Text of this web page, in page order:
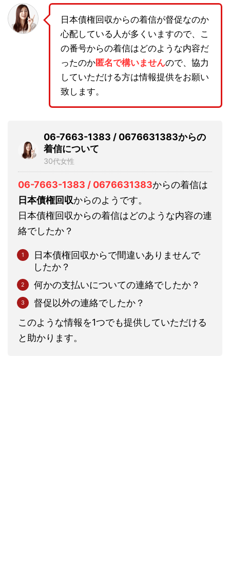
日本債権回収からの着信が督促なのか
心配している人が多くいますので、こ
の番号からの着信はどのような内容だ
ったのか匿名で構いませんので、協力
していただける方は情報提供をお願い
致します。
06-7663-1383 / 0676631383からの
着信について
30代女性
06-7663-1383 / 0676631383からの着信は
日本債権回収からのようです。
日本債権回収からの着信はどのような内容の連
絡でしたか？
日本債権回収からで間違いありませんで
したか？
何かの支払いについての連絡でしたか？
督促以外の連絡でしたか？
このような情報を1つでも提供していただける
と助かります。